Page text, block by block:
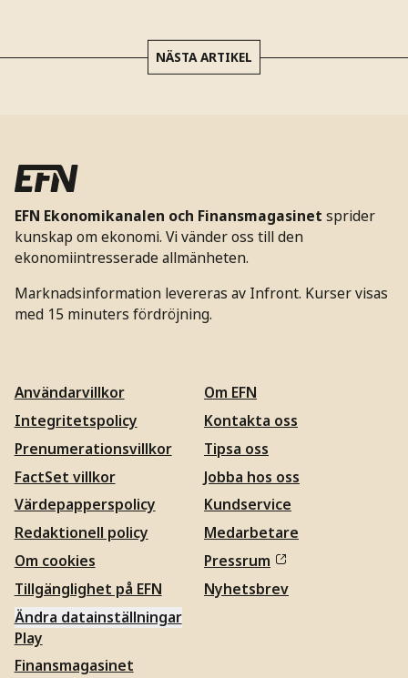
NÄSTA ARTIKEL
EFN Ekonomikanalen och Finansmagasinet sprider
kunskap om ekonomi. Vi vänder oss till den
ekonomiintresserade allmänheten.
Marknadsinformation levereras av Infront. Kurser visas
med 15 minuters fördröjning.
Användarvillkor
Integritetspolicy
Prenumerationsvillkor
FactSet villkor
Värdepapperspolicy
Redaktionell policy
Om cookies
Tillgänglighet på EFN
Ändra datainställningar
Om EFN
Kontakta oss
Tipsa oss
Jobba hos oss
Kundservice
Medarbetare
Pressrum
Nyhetsbrev
Play
Finansmagasinet